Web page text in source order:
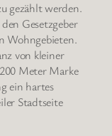
gezählt werden.
Gesetzgeber
Wohngebieten.
von kleiner
Meter Marke
ein hartes
Stadtseite